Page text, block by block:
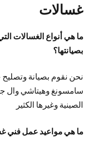
غسالات
ما هي أنواع الغسالات
بصيانتها؟
نحن نقوم بصيانة
سامسونغ وهيتاشي وال
الصينية وغيرها الكثير
ما هي مواعيد عمل